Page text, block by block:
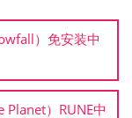
）免安装中
Planet）RUNE中